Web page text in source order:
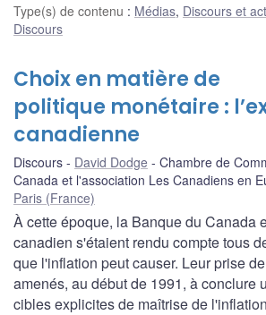
Type(s) de contenu : Médias, Discours et
Discours
Choix en matière de
politique monétaire :
canadienne
Discours David Dodge
Chambre de
Canada et l'association Les Canadiens en
Paris (France)
À cette époque, la Banque du Canada
canadien s'étaient rendu compte tous
que l'inflation peut causer. Leur prise
amenés, au début de 1991, à conclure
cibles explicites de maîtrise de